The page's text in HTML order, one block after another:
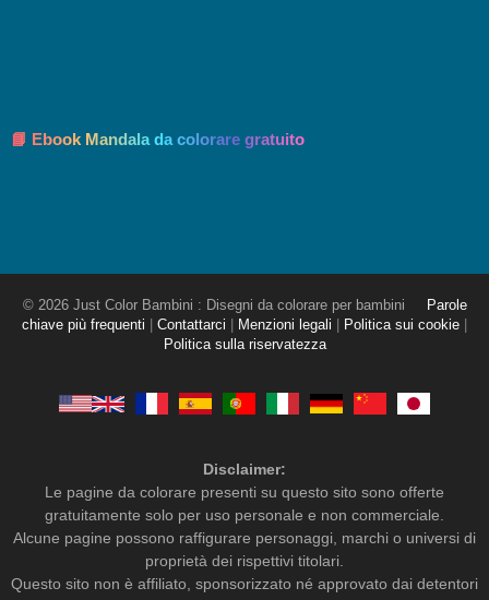
📘 Ebook Mandala da colorare gratuito
© 2026 Just Color Bambini : Disegni da colorare per bambini
Parole
chiave più frequenti
Contattarci Menzioni legali Politica sui cookie
Politica sulla riservatezza
Disclaimer:
Le pagine da colorare presenti su questo sito sono offerte
gratuitamente solo per uso personale e non commerciale.
Alcune pagine possono raffigurare personaggi, marchi o universi di
proprietà dei rispettivi titolari.
Questo sito non è affiliato, sponsorizzato né approvato dai detentori